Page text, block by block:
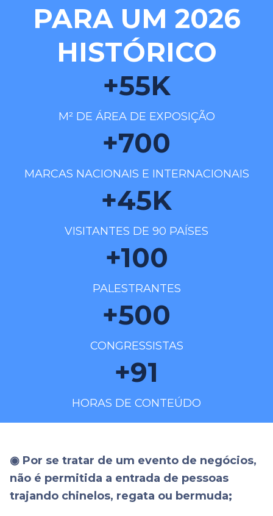
PARA UM 2026
HISTÓRICO
+55K
M² DE ÁREA DE EXPOSIÇÃO
+700
MARCAS NACIONAIS E INTERNACIONAIS
+45K
VISITANTES DE 90 PAÍSES
+100
PALESTRANTES
+500
CONGRESSISTAS
+91
HORAS DE CONTEÚDO
◉ Por se tratar de um evento de negócios,
não é permitida a entrada de pessoas
trajando chinelos, regata ou bermuda;